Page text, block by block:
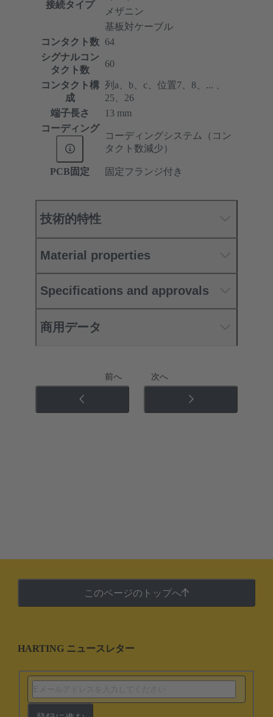
接続タイプ
メザニン
基板対ケーブル
コンタクト数
64
シグナルコン
タクト数
60
コンタクト構
成
列a、b、c、位置7、8、... 、
25、26
端子長さ
13 mm
コーディング
コーディングシステム（コン
タクト数減少）
PCB固定 固定フランジ付き
技術的特性
Material properties
Specifications and approvals
商用データ
前へ 次へ
このページのトップへ
HARTING ニュースレター